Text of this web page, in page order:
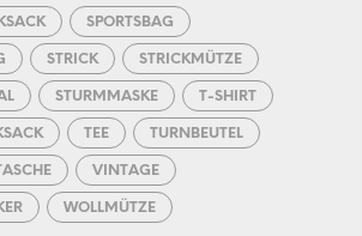
SPORTSBAG
STRICK STRICKMÜTZE
STURMMASKE T-SHIRT
TEE TURNBEUTEL
VINTAGE
WOLLMÜTZE